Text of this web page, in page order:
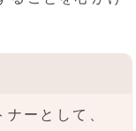
ーとして、